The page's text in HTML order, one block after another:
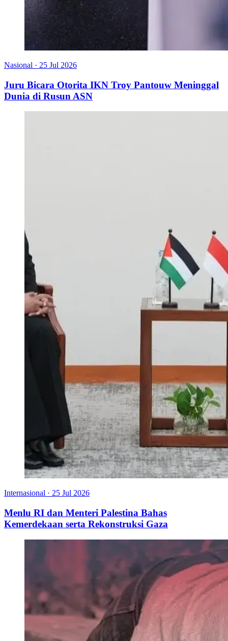
Nasional · 25 Jul 2026
Juru Bicara Otorita IKN Troy Pantouw Meninggal
Dunia di Rusun ASN
Internasional · 25 Jul 2026
Menlu RI dan Menteri Palestina Bahas
Kemerdekaan serta Rekonstruksi Gaza